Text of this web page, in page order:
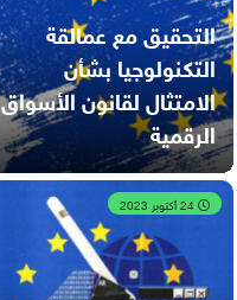
التحقيق مع عمالقة
التكنولوجيا بشأن
الامتثال لقانون الأسواق
الرقمية